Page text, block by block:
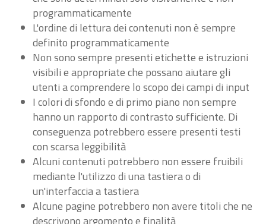
programmaticamente
L'ordine di lettura dei contenuti non è sempre
definito programmaticamente
Non sono sempre presenti etichette e istruzioni
visibili e appropriate che possano aiutare gli
utenti a comprendere lo scopo dei campi di input
I colori di sfondo e di primo piano non sempre
hanno un rapporto di contrasto sufficiente. Di
conseguenza potrebbero essere presenti testi
con scarsa leggibilità
Alcuni contenuti potrebbero non essere fruibili
mediante l'utilizzo di una tastiera o di
un'interfaccia a tastiera
Alcune pagine potrebbero non avere titoli che ne
descrivono argomento e finalità